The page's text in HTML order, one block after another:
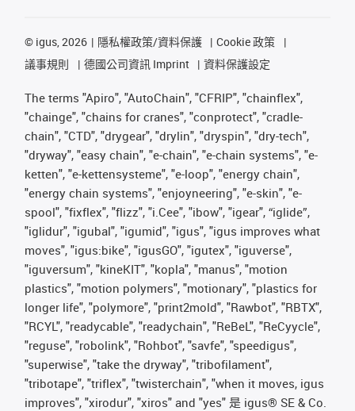
© igus, 2026 隱私權政策/資料保護
Cookie 政策
議事規則
德國公司資訊 Imprint 資料保護設定
The terms "Apiro", "AutoChain", "CFRIP", "chainflex",
"chainge", "chains for cranes", "conprotect", "cradle-
chain", "CTD", "drygear", "drylin", "dryspin", "dry-tech",
"dryway", "easy chain", "e-chain", "e-chain systems", "e-
ketten", "e-kettensysteme", "e-loop", "energy chain",
"energy chain systems", "enjoyneering", "e-skin", "e-
spool", "fixflex", "flizz", "i.Cee", "ibow", "igear", “iglide”,
"iglidur", "igubal", "igumid", "igus", "igus improves what
moves", "igus:bike", "igusGO", "igutex", "iguverse",
"iguversum", "kineKIT", "kopla", "manus", "motion
plastics", "motion polymers", "motionary", "plastics for
longer life", "polymore", "print2mold", "Rawbot", "RBTX",
"RCYL", "readycable", "readychain", "ReBeL", "ReCyycle",
"reguse", "robolink", "Rohbot", "savfe", "speedigus",
"superwise", "take the dryway", "tribofilament",
"tribotape", "triflex", "twisterchain", "when it moves, igus
improves", "xirodur", "xiros" and "yes" 是 igus® SE & Co.